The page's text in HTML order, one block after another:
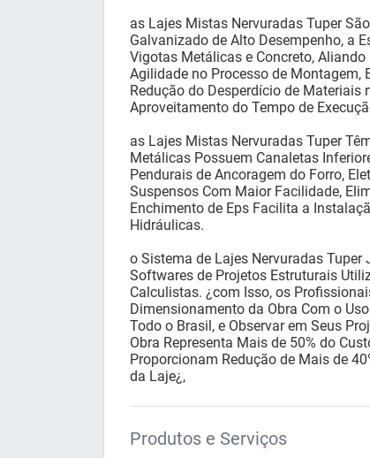
as Lajes Mistas Nervuradas Tuper
Galvanizado de Alto Desempenho, a
Vigotas Metálicas e Concreto,
Agilidade no Processo de Montagem,
Redução do Desperdício de Materiais
Aproveitamento do Tempo de
as Lajes Mistas Nervuradas Tuper
Metálicas Possuem Canaletas
Pendurais de Ancoragem do Forro,
Suspensos Com Maior Facilidade,
Enchimento de Eps Facilita a
Hidráulicas.
o Sistema de Lajes Nervuradas
Softwares de Projetos Estruturais
Calculistas. ¿com Isso, os
Dimensionamento da Obra Com o
Todo o Brasil, e Observar em Seus
Obra Representa Mais de 50% do
Proporcionam Redução de Mais de
da Laje¿,
Produtos e Serviços